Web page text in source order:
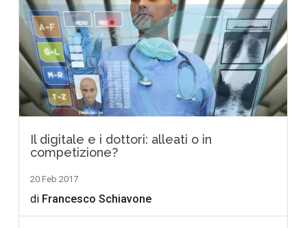
Il digitale e i dottori: alleati o in
competizione?
20 Feb 2017
di Francesco Schiavone